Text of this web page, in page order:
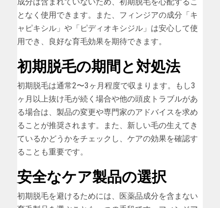
成分は含まれていないため、初期脱毛を心配するこ
となく使用できます。また、フィンジアの成分「キ
ャピキシル」や「ピディオキシジル」は安心して使
用でき、良好な育毛効果を期待できます。
初期脱毛の期間と対処法
初期脱毛は通常2〜3ヶ月程度で収まります。もし3
ヶ月以上抜け毛が続く場合や他の頭皮トラブルがあ
る場合は、製品の変更や専門家のアドバイスを求め
ることが推奨されます。また、新しい毛の生えてき
ているかどうかをチェックし、ケアの効果を確認す
ることも重要です。
安全なケア製品の選択
初期脱毛を避けるためには、医薬品成分を含まない